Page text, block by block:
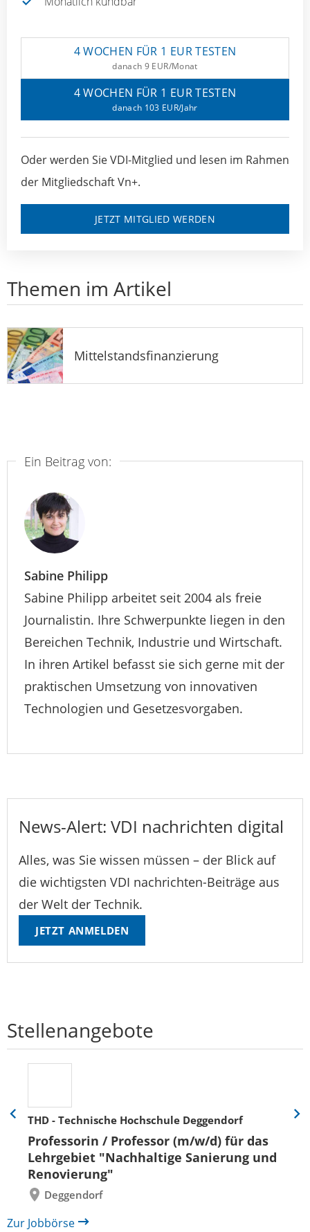
4 WOCHEN FÜR 1 EUR TESTEN
danach 9 EUR/Monat
4 WOCHEN FÜR 1 EUR TESTEN
danach 103 EUR/Jahr
Oder werden Sie VDI-Mitglied und lesen im Rahmen
der Mitgliedschaft Vn+.
JETZT MITGLIED WERDEN
Themen im Artikel
Mittelstandsfinanzierung
Ein Beitrag von:
Sabine Philipp
Sabine Philipp arbeitet seit 2004 als freie
Journalistin. Ihre Schwerpunkte liegen in den
Bereichen Technik, Industrie und Wirtschaft.
In ihren Artikel befasst sie sich gerne mit der
praktischen Umsetzung von innovativen
Technologien und Gesetzesvorgaben.
News-Alert: VDI nachrichten digital
Alles, was Sie wissen müssen – der Blick auf
die wichtigsten VDI nachrichten-Beiträge aus
der Welt der Technik.
JETZT ANMELDEN
Stellenangebote
THD - Technische Hochschule Deggendorf
Professorin / Professor (m/w/d) für das
Lehrgebiet "Nachhaltige Sanierung und
Renovierung"
Deggendorf
Eine
zurück
Eine
Zur Jobbörse